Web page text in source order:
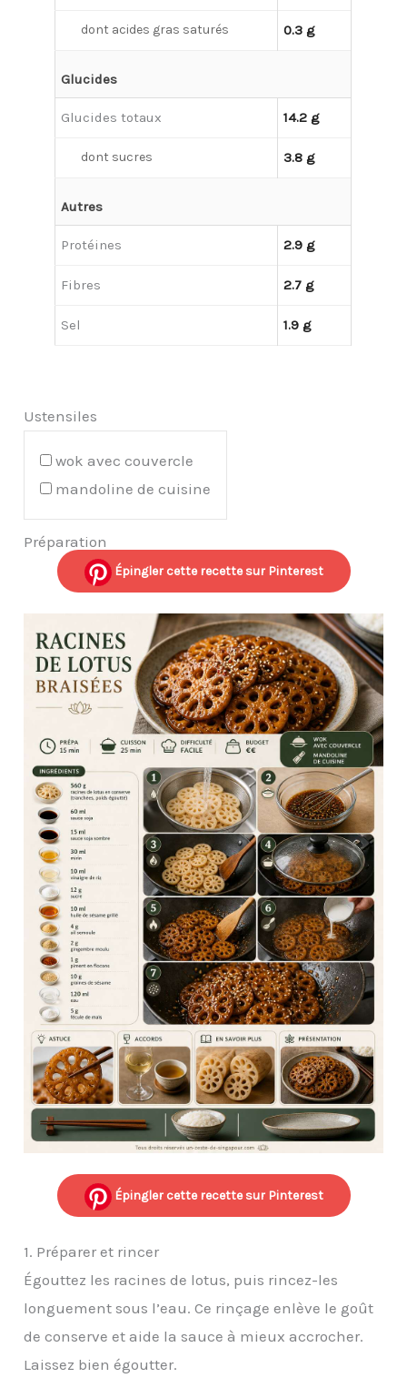
dont acides gras saturés 0.3 g
Glucides
Glucides totaux 14.2 g
dont sucres 3.8 g
Autres
Protéines 2.9 g
Fibres 2.7 g
Sel 1.9 g
Ustensiles
wok avec couvercle
mandoline de cuisine
Préparation
Épingler cette recette sur Pinterest
Épingler cette recette sur Pinterest
1. Préparer et rincer
Égouttez les racines de lotus, puis rincez-les
longuement sous l’eau. Ce rinçage enlève le goût
de conserve et aide la sauce à mieux accrocher.
Laissez bien égoutter.